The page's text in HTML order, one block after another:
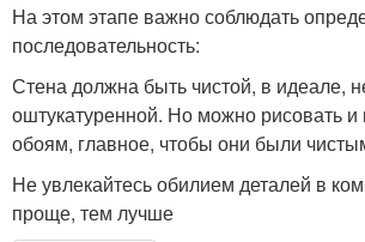
На этом этапе важно соблюдать
последовательность:
Стена должна быть чистой, в идеале,
оштукатуренной. Но можно рисовать и
обоям, главное, чтобы они были
Не увлекайтесь обилием деталей в
проще, тем лучше